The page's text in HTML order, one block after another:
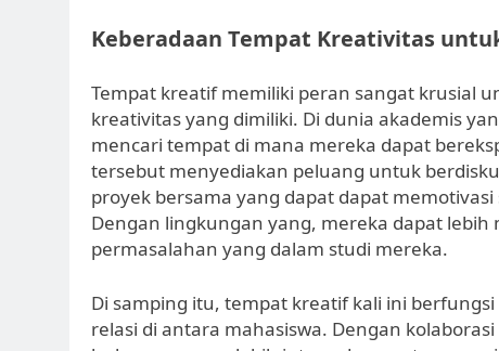
Keberadaan Tempat Kreativitas
Tempat kreatif memiliki peran sangat krusial
kreativitas yang dimiliki. Di dunia akademis
mencari tempat di mana mereka dapat
tersebut menyediakan peluang untuk
proyek bersama yang dapat dapat
Dengan lingkungan yang, mereka dapat
permasalahan yang dalam studi mereka.
Di samping itu, tempat kreatif kali ini
relasi di antara mahasiswa. Dengan